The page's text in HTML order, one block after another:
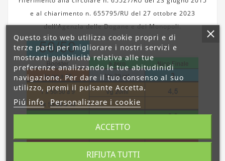
e al chiarimento n. 655795/RU del 27 ottobre 2023
dell'Agenzia delle Dogane e dei Monopoli.
Questo sito web utilizza cookie propri e di
terze parti per migliorare i nostri servizi e
mostrarti pubblicità relativa alle tue
preferenze analizzando le tue abitudinidi
navigazione. Per dare il tuo consenso al suo
utilizzo, premi il pulsante Accetta.
Piú info Personalizzare i cookie
RIFIUTA TUTTI
ACCETTO